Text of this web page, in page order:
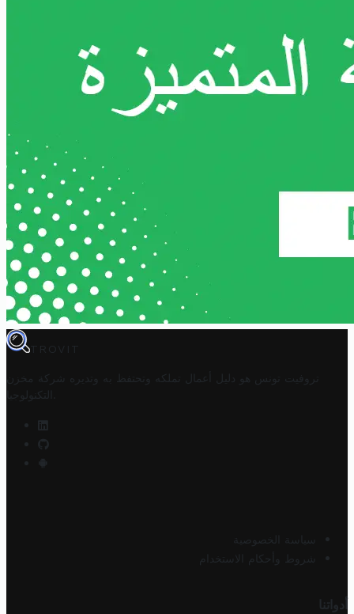
TROVIT
تروفيت تونس هو دليل أعمال تملكه وتحتفظ به وتديره
شركة مخزن
التكنولوجيا
سياسة الخصوصية
شروط وأحكام الاستخدام
أدواتنا